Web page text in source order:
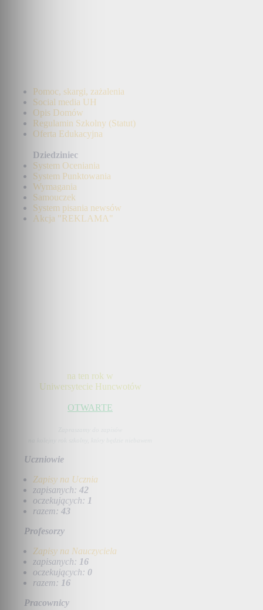
Pomoc, skargi, zażalenia
Social media UH
Opis Domów
Regulamin Szkolny (Statut)
Oferta Edukacyjna
Dziedziniec
System Oceniania
System Punktowania
Wymagania
Samouczek
System pisania newsów
Akcja "REKLAMA"
na ten rok w
Uniwersytecie Huncwotów
OTWARTE
Uczniowie
Zapisy na Ucznia
zapisanych: 42
oczekujących: 1
razem: 43
Profesorzy
Zapisy na Nauczyciela
zapisanych: 16
oczekujących: 0
razem: 16
Pracownicy